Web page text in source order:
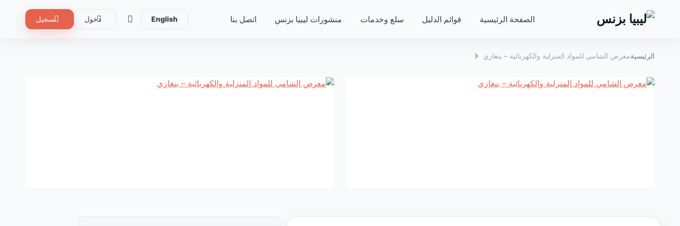
الصفحة الرئيسية قوائم الدليل سلع وخدمات منشورات ليبيا بزنس اتصل بنا English دخول تسجيل
الرئيسيةمعرض الشامي للمواد المنزلية والكهربائية – بنغازي